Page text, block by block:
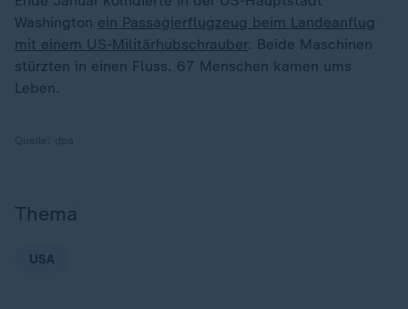
Washington ein Passagierflugzeug beim Landeanflug
mit einem US-Militärhubschrauber. Beide Maschinen
stürzten in einen Fluss. 67 Menschen kamen ums
Leben.
Thema
USA